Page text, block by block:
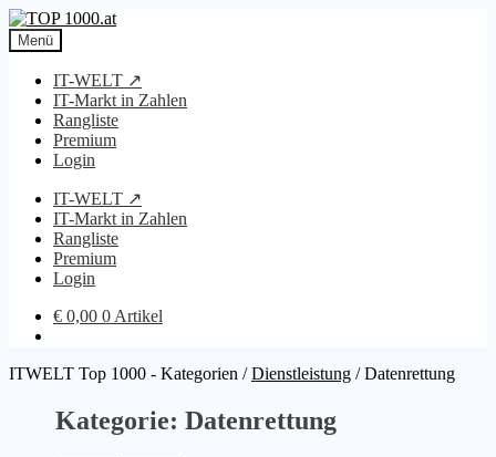
Zur
Navigation
springen
Zum
Inhalt
springen
Menü
IT-WELT ↗
IT-Markt in Zahlen
Rangliste
Premium
Login
IT-WELT ↗
IT-Markt in Zahlen
Rangliste
Premium
Login
€ 0,00 0 Artikel
ITWELT Top 1000 - Kategorien /Dienstleistung /Datenrettung
Kategorie: Datenrettung